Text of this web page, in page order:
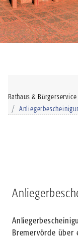
Rathaus & Bürgerservice
Bremervörde über